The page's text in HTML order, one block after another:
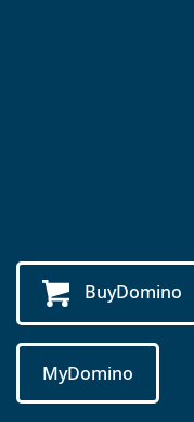
BuyDomino
MyDomino